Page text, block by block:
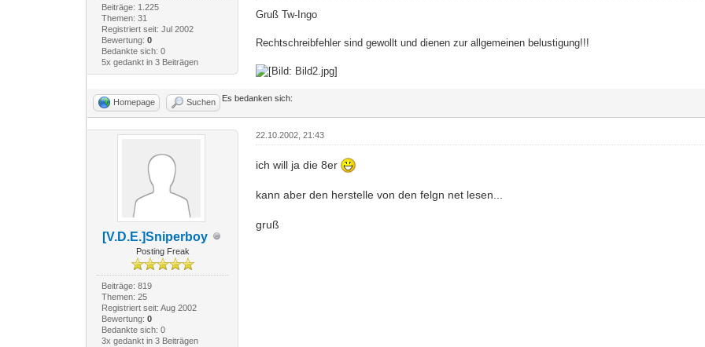
Beiträge: 1.225
Themen: 31
Registriert seit: Jul 2002
Bewertung: 0
Bedankte sich: 0
5x gedankt in 3 Beiträgen
Gruß Tw-Ingo
Rechtschreibfehler sind gewollt und dienen zur allgemeinen belustigung!!!
Homepage Suchen Es bedanken sich:
[V.D.E.]Sniperboy
Posting Freak
Beiträge: 819
Themen: 25
Registriert seit: Aug 2002
Bewertung: 0
Bedankte sich: 0
3x gedankt in 3 Beiträgen
22.10.2002, 21:43
ich will ja die 8er
kann aber den herstelle von den felgn net lesen...
gruß